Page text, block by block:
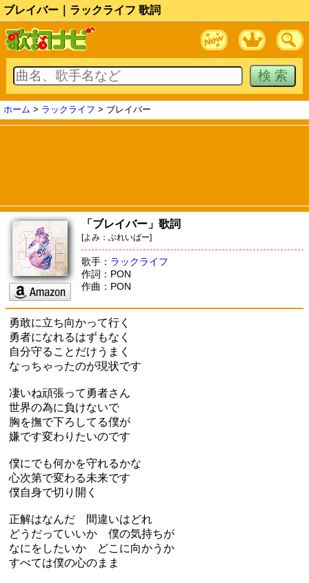
ブレイバー｜ラックライフ 歌詞
ホーム > ラックライフ > ブレイバー
「ブレイバー」歌詞
[よみ：ぶれいばー]
歌手： ラックライフ
作詞：PON
作曲：PON
勇敢に立ち向かって行く
勇者になれるはずもなく
自分守ることだけうまく
なっちゃったのが現状です
凄いね頑張って勇者さん
世界の為に負けないで
胸を撫で下ろしてる僕が
嫌です変わりたいのです
僕にでも何かを守れるかな
心次第で変わる未来です
僕自身で切り開く
正解はなんだ 間違いはどれ
どうだっていいか 僕の気持ちが
なにをしたいか どこに向かうか
すべては僕の心のまま